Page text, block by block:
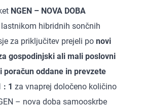
NGEN – NOVA DOBA
hibridnih sončnih
za priključitev prejeli ponovi
gospodinjski ali mali poslovni
poračun oddane in prevzete
: 1 za vnaprej določeno količino
– nova doba samooskrbe